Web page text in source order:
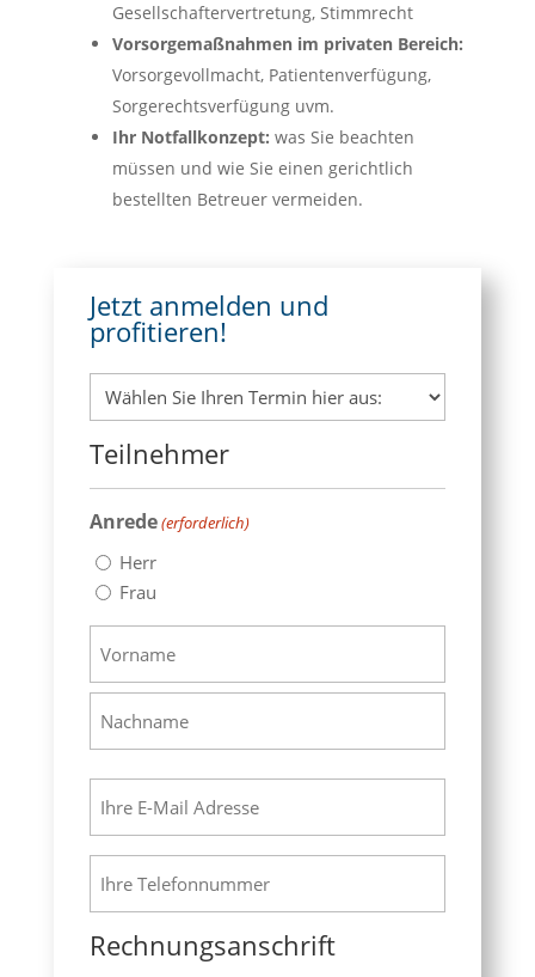
Gesellschaftervertretung, Stimmrecht
Vorsorgemaßnahmen im privaten Bereich:
Vorsorgevollmacht, Patientenverfügung,
Sorgerechtsverfügung uvm.
Ihr Notfallkonzept: was Sie beachten
müssen und wie Sie einen gerichtlich
bestellten Betreuer vermeiden.
Jetzt anmelden und
profitieren!
Vortragsdatum
Teilnehmer
Anrede(erforderlich)
Herr
Frau
(erforderlich)
Vorname
Mail
(erforderlich)
Rechnungsanschrift